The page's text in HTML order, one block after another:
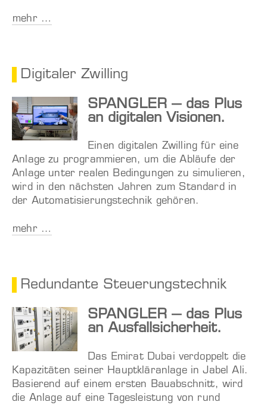
mehr …
Digitaler Zwilling
SPANGLER – das Plus
an digitalen Visionen.
Einen digitalen Zwilling für eine
Anlage zu programmieren, um die Abläufe der
Anlage unter realen Bedingungen zu simulieren,
wird in den nächsten Jahren zum Standard in
der Automatisierungstechnik gehören.
mehr …
Redundante Steuerungstechnik
SPANGLER – das Plus
an Ausfallsicherheit.
Das Emirat Dubai verdoppelt die
Kapazitäten seiner Hauptkläranlage in Jabel Ali.
Basierend auf einem ersten Bauabschnitt, wird
die Anlage auf eine Tagesleistung von rund